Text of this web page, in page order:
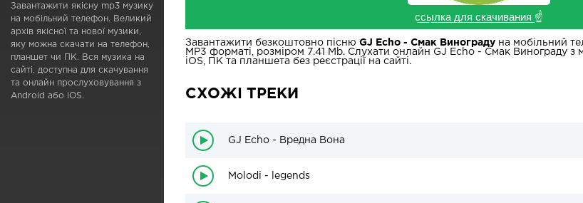
с̲с̲ы̲л̲к̲а̲ ̲д̲л̲я̲ ̲с̲к̲а̲ч̲и̲в̲а̲н̲и̲я̲ ☝
Завантажити безкоштовно пісню GJ Echo - Смак Винограду на мобільний
MP3 форматі, розміром 7.41 Mb. Слухати онлайн GJ Echo - Смак Винограду
iOS, ПК та планшета без реєстрації на сайті.
СХОЖІ ТРЕКИ
GJ Echo - Вредна Вона
Molodi - legends
Завантажити якісну mp3 музику
на мобільний телефон. Великий
архів якісної та нової музики,
яку можна скачати на телефон,
планшет чи ПК. Вся музика на
сайті, доступна для скачування
та онлайн прослуховування з
Android або iOS.